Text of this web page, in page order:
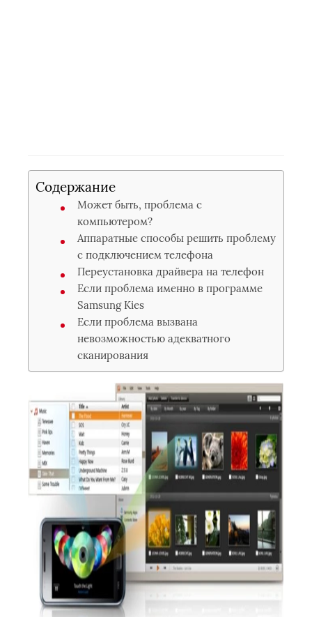
Содержание
Может быть, проблема с
компьютером?
Аппаратные способы решить проблему
с подключением телефона
Переустановка драйвера на телефон
Если проблема именно в программе
Samsung Kies
Если проблема вызвана
невозможностью адекватного
сканирования